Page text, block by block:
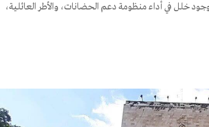
خلل في أداء منظومة دعم الحضانات، والأطر العائلية،